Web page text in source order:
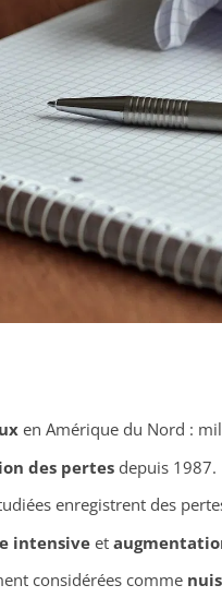
en Amérique du Nord :
des pertesdepuis 1987.
enregistrent des
intensiveet
considérées comme